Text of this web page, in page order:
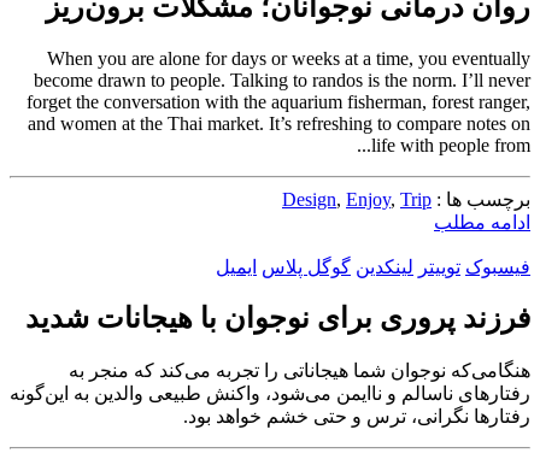
روان درمانی‌ نوجوانان؛ مشکلات برون‌ریز
When you are alone for days or weeks at a time, you eventually
become drawn to people. Talking to randos is the norm. I’ll never
forget the conversation with the aquarium fisherman, forest ranger,
and women at the Thai market. It’s refreshing to compare notes on
life with people from...
برچسب ها : Design, Enjoy, Trip
ادامه مطلب
فیسبوک توییتر لینکدین گوگل پلاس ایمیل
فرزند پروری برای نوجوان با هیجانات شدید
هنگامی‌که نوجوان شما هیجاناتی را تجربه می‌کند که منجر به
رفتارهای ناسالم و ناایمن می‌شود، واکنش طبیعی والدین به این‌گونه
رفتار‌ها نگرانی، ترس و حتی خشم خواهد بود.